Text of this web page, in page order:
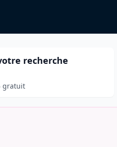
recherche
gratuit